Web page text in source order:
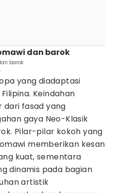
dan barok
barok
yang diadaptasi
Keindahan
fasad yang
gaya Neo-Klasik
Pilar-pilar kokoh yang
memberikan kesan
kuat, sementara
dinamis pada bagian
artistik